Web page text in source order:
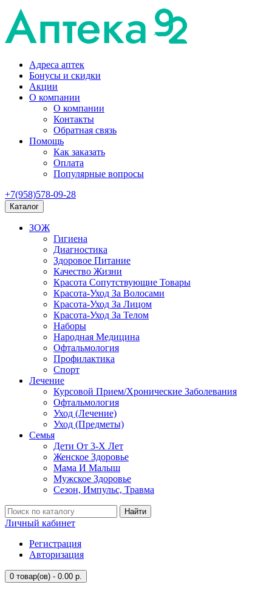
Адреса аптек
Бонусы и скидки
Акции
О компании
О компании
Контакты
Обратная связь
Помощь
Как заказать
Оплата
Популярные вопросы
+7(958)578-09-28
Каталог
ЗОЖ
Гигиена
Диагностика
Здоровое Питание
Качество Жизни
Красота Сопутствующие Товары
Красота-Уход За Волосами
Красота-Уход За Лицом
Красота-Уход За Телом
Наборы
Народная Медицина
Офтальмология
Профилактика
Спорт
Лечение
Курсовой Прием/Хронические Заболевания
Офтальмология
Уход (Лечение)
Уход (Предметы)
Семья
Дети От 3-Х Лет
Женское Здоровье
Мама И Малыш
Мужское Здоровье
Сезон, Импульс, Травма
Найти
Личный кабинет
Регистрация
Авторизация
0 товар(ов) - 0.00 р.